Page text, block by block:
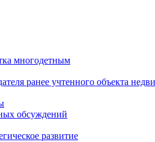
многодетным
ранее учтенного объекта
обсуждений
развитие